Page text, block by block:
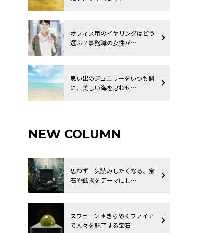
オフィス用のイヤリングはどう
選ぶ？事務職の女性が…
思い出のジュエリーをいつも側
に、美しい海を思わせ…
NEW COLUMN
思わず一気読みしたくなる、宝
石や鉱物をテーマにし…
スフェーン＊きらめくファイア
で人々を魅了する宝石